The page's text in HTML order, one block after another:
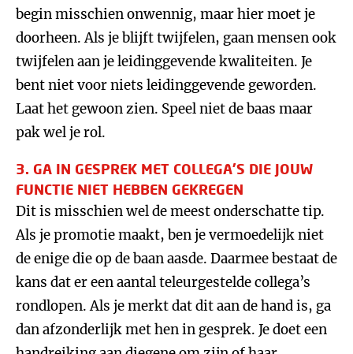
begin misschien onwennig, maar hier moet je
doorheen. Als je blijft twijfelen, gaan mensen ook
twijfelen aan je leidinggevende kwaliteiten. Je
bent niet voor niets leidinggevende geworden.
Laat het gewoon zien. Speel niet de baas maar
pak wel je rol.
3. GA IN GESPREK MET COLLEGA’S DIE JOUW
FUNCTIE NIET HEBBEN GEKREGEN
Dit is misschien wel de meest onderschatte tip.
Als je promotie maakt, ben je vermoedelijk niet
de enige die op de baan aasde. Daarmee bestaat de
kans dat er een aantal teleurgestelde collega’s
rondlopen. Als je merkt dat dit aan de hand is, ga
dan afzonderlijk met hen in gesprek. Je doet een